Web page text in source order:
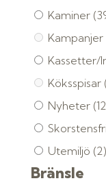
Kaminer
Kampanjer
Kassetter/
Köksspisar
Nyheter
Utemiljö (2)
Bränsle